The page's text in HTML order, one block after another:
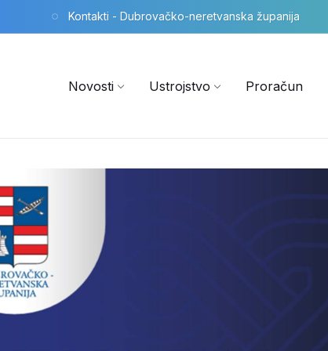
Kontakti - Dubrovačko-neretvanska županija
Novosti Ustrojstvo Proračun